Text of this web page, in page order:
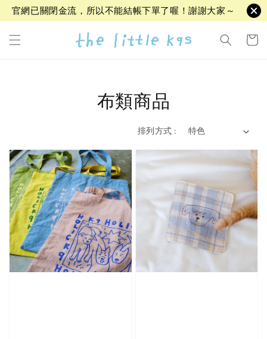
官網已關閉金流，所以不能結帳下單了喔！謝謝大家～
布類商品
排列方式 :